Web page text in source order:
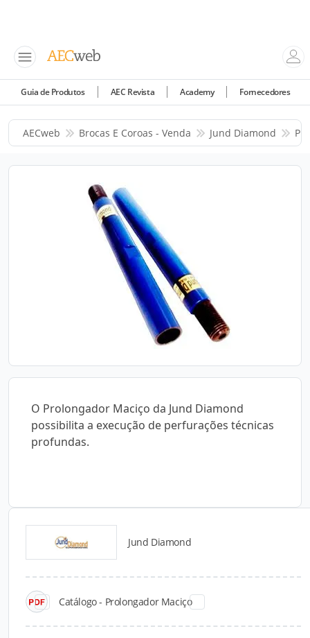
Guia de Produtos AEC Revista Academy Fornecedores
AECweb Brocas E Coroas - Venda Jund Diamond
O Prolongador Maciço da Jund Diamond
possibilita a execução de perfurações técnicas
profundas.
Jund Diamond
Catálogo - Prolongador Maciço
Catálogos para Download